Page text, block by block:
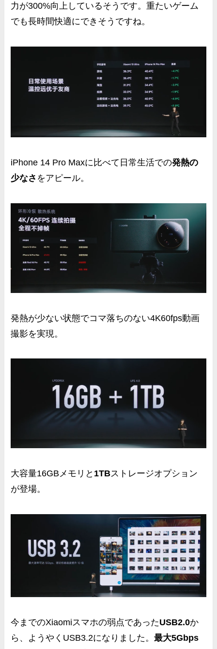
力が300%向上 しているそうです。重たいゲーム
でも長時間快適にできそうですね。
iPhone 14 Pro Maxに比べて日常生活での発熱の
少なさ をアピール。
発熱が少ない状態でコマ落ちのない4K60fps動画
撮影を実現。
大容量16GBメモリと 1TBストレージオプション
が登場。
今までのXiaomiスマホの弱点であったUSB2.0か
ら、ようやく USB3.2になりました。最大5Gbps